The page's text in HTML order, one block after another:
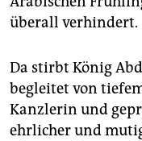
überall verhindert.
Da stirbt König
begleitet von
Kanzlerin und
ehrlicher und